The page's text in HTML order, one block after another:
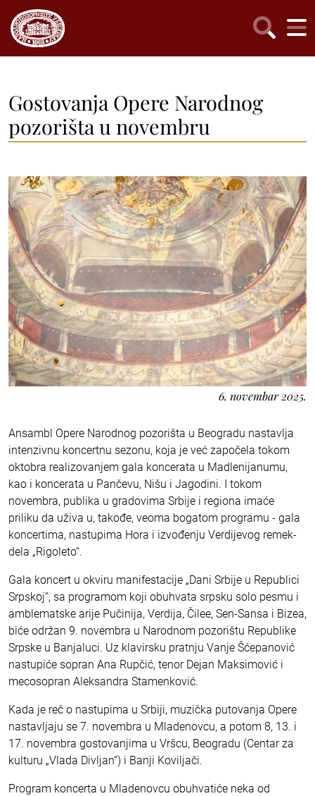
Gostovanja Opere Narodnog
pozorišta u novembru
6. novembar 2025.
Ansambl Opere Narodnog pozorišta u Beogradu nastavlja
intenzivnu koncertnu sezonu, koja je već započela tokom
oktobra realizovanjem gala koncerata u Madlenijanumu,
kao i koncerata u Pančevu, Nišu i Jagodini. I tokom
novembra, publika u gradovima Srbije i regiona imaće
priliku da uživa u, takođe, veoma bogatom programu - gala
koncertima, nastupima Hora i izvođenju Verdijevog remek-
dela „Rigoleto“.
Gala koncert u okviru manifestacije „Dani Srbije u Republici
Srpskoj“, sa programom koji obuhvata srpsku solo pesmu i
amblematske arije Pučinija, Verdija, Čilee, Sen-Sansa i Bizea,
biće održan 9. novembra u Narodnom pozorištu Republike
Srpske u Banjaluci. Uz klavirsku pratnju Vanje Šćepanović
nastupiće sopran Ana Rupčić, tenor Dejan Maksimović i
mecosopran Aleksandra Stamenković.
Kada je reč o nastupima u Srbiji, muzička putovanja Opere
nastavljaju se 7. novembra u Mladenovcu, a potom 8, 13. i
17. novembra gostovanjima u Vršcu, Beogradu (Centar za
kulturu „Vlada Divljan“) i Banji Koviljači.
Program koncerta u Mladenovcu obuhvatiće neka od